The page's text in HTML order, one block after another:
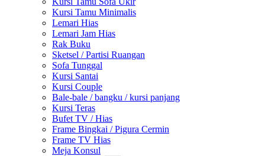
Kursi Tamu Minimalis
Lemari Hias
Lemari Jam Hias
Rak Buku
Sketsel / Partisi Ruangan
Sofa Tunggal
Kursi Santai
Kursi Couple
Bale-bale / bangku / kursi panjang
Kursi Teras
Bufet TV / Hias
Frame Bingkai / Pigura Cermin
Frame TV Hias
Meja Konsul